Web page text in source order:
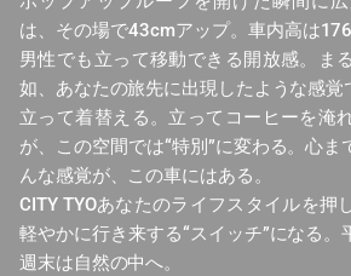
は、その場で43cmアップ。車内高は
男性でも立って移動できる開放感。ま
如、あなたの旅先に出現したような感覚
立って着替える。立ってコーヒーを淹
が、この空間では“特別”に変わる。心
んな感覚が、この車にはある。
CITY TYOあなたのライフスタイルを押
軽やかに行き来する“スイッチ”になる。
週末は自然の中へ。